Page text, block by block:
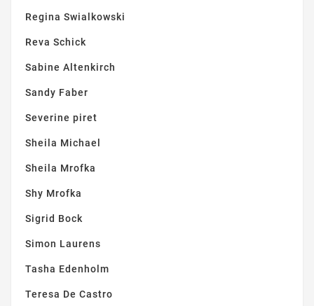
Regina Swialkowski
Reva Schick
Sabine Altenkirch
Sandy Faber
Severine piret
Sheila Michael
Sheila Mrofka
Shy Mrofka
Sigrid Bock
Simon Laurens
Tasha Edenholm
Teresa De Castro